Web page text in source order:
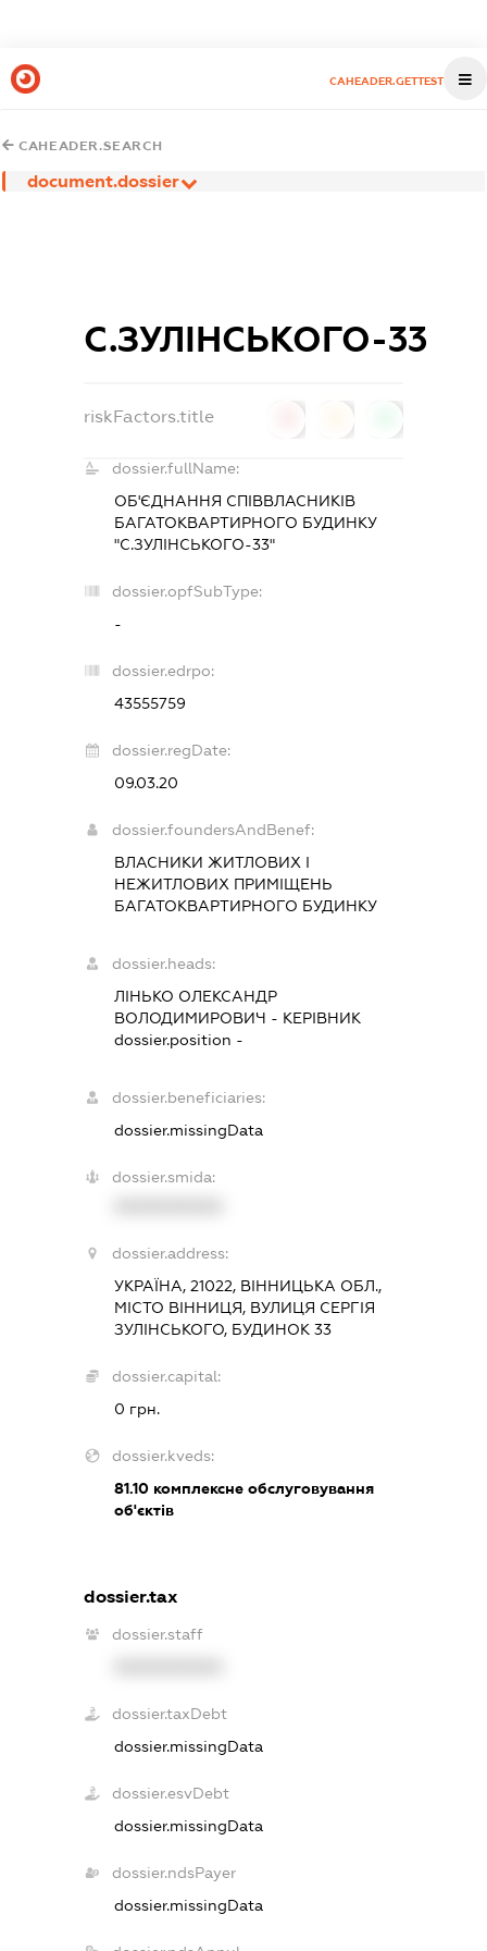
CAHEADER.GETTEST
CAHEADER.SEARCH
document.dossier
С.ЗУЛІНСЬКОГО-33
riskFactors.title
dossier.fullName:
ОБ'ЄДНАННЯ СПІВВЛАСНИКІВ
БАГАТОКВАРТИРНОГО БУДИНКУ
"С.ЗУЛІНСЬКОГО-33"
dossier.opfSubType:
-
dossier.edrpo:
43555759
dossier.regDate:
09.03.20
dossier.foundersAndBenef:
ВЛАСНИКИ ЖИТЛОВИХ І
НЕЖИТЛОВИХ ПРИМІЩЕНЬ
БАГАТОКВАРТИРНОГО БУДИНКУ
dossier.heads:
ЛІНЬКО ОЛЕКСАНДР
ВОЛОДИМИРОВИЧ - КЕРІВНИК
dossier.position -
dossier.beneficiaries:
dossier.missingData
dossier.smida:
dossier.address:
УКРАЇНА, 21022, ВІННИЦЬКА ОБЛ.,
МІСТО ВІННИЦЯ, ВУЛИЦЯ СЕРГІЯ
ЗУЛІНСЬКОГО, БУДИНОК 33
dossier.capital:
0 грн.
dossier.kveds:
81.10комплексне обслуговування
об'єктів
dossier.tax
dossier.staff
dossier.taxDebt
dossier.missingData
dossier.esvDebt
dossier.missingData
dossier.ndsPayer
dossier.missingData